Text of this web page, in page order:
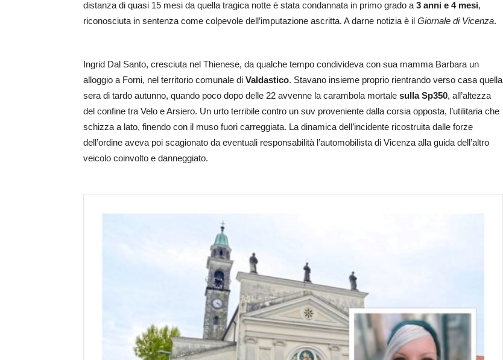
distanza di quasi 15 mesi da quella tragica notte è stata condannata in primo grado a 3 anni e 4 mesi,
riconosciuta in sentenza come colpevole dell’imputazione ascritta. A darne notizia è il Giornale di Vicenza.
Ingrid Dal Santo, cresciuta nel Thienese, da qualche tempo condivideva con sua mamma Barbara un
alloggio a Forni, nel territorio comunale di Valdastico. Stavano insieme proprio rientrando verso casa quella
sera di tardo autunno, quando poco dopo delle 22 avvenne la carambola mortale sulla Sp350, all’altezza
del confine tra Velo e Arsiero. Un urto terribile contro un suv proveniente dalla corsia opposta, l’utilitaria che
schizza a lato, finendo con il muso fuori carreggiata. La dinamica dell’incidente ricostruita dalle forze
dell’ordine aveva poi scagionato da eventuali responsabilità l’automobilista di Vicenza alla guida dell’altro
veicolo coinvolto e danneggiato.